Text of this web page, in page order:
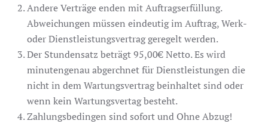
Andere Verträge enden mit Auftragserfüllung.
Abweichungen müssen eindeutig im Auftrag, Werk-
oder Dienstleistungsvertrag geregelt werden.
Der Stundensatz beträgt 95,00€ Netto. Es wird
minutengenau abgerchnet für Dienstleistungen die
nicht in dem Wartungsvertrag beinhaltet sind oder
wenn kein Wartungsvertag besteht.
Zahlungsbedingen sind sofort und Ohne Abzug!